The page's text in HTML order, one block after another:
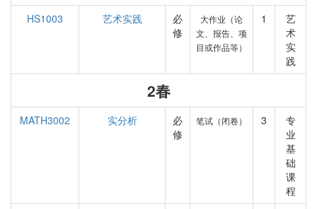
HS1003 艺术实践
必
修
大作业（论
文、报告、项
目或作品等）
1
艺
术
实
践
2春
MATH3002 实分析
必
修
笔试（闭卷） 3
专
业
基
础
课
程